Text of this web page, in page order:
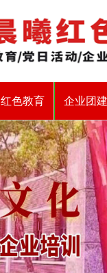
红色教育 企业团建